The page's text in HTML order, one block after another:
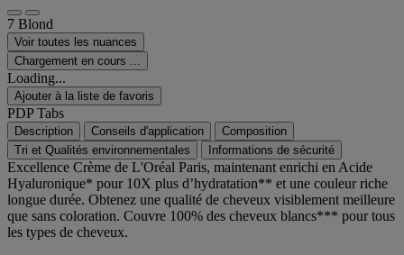
7 Blond
Voir toutes les nuances
Chargement en cours ...
Loading...
Ajouter à la liste de favoris
PDP Tabs
Description Conseils d'application
Composition
Tri et Qualités environnementales
Informations de sécurité
Excellence Crème de L'Oréal Paris, maintenant enrichi en Acide
Hyaluronique* pour 10X plus d’hydratation** et une couleur riche
longue durée. Obtenez une qualité de cheveux visiblement meilleure
que sans coloration. Couvre 100% des cheveux blancs*** pour tous
les types de cheveux.